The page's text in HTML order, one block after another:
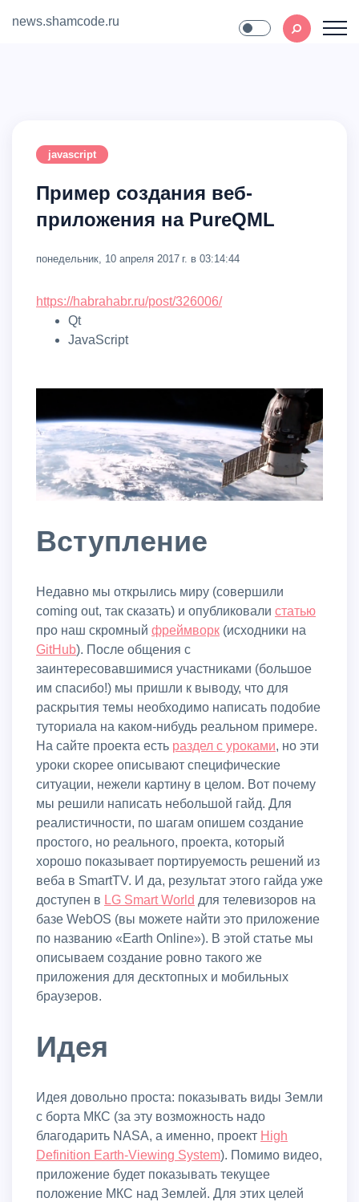
news.shamcode.ru
javascript
Пример создания веб-
приложения на PureQML
понедельник, 10 апреля 2017 г. в 03:14:44
https://habrahabr.ru/post/326006/
Qt
JavaScript
Вступление
Недавно мы открылись миру (совершили
coming out, так сказать) и опубликовали статью
про наш скромный фреймворк (исходники на
GitHub). После общения с
заинтересовавшимися участниками (большое
им спасибо!) мы пришли к выводу, что для
раскрытия темы необходимо написать подобие
туториала на каком-нибудь реальном примере.
На сайте проекта есть раздел с уроками, но эти
уроки скорее описывают специфические
ситуации, нежели картину в целом. Вот почему
мы решили написать небольшой гайд. Для
реалистичности, по шагам опишем создание
простого, но реального, проекта, который
хорошо показывает портируемость решений из
веба в SmartTV. И да, результат этого гайда уже
доступен в LG Smart World для телевизоров на
базе WebOS (вы можете найти это приложение
по названию «Earth Online»). В этой статье мы
описываем создание ровно такого же
приложения для десктопных и мобильных
браузеров.
Идея
Идея довольно проста: показывать виды Земли
с борта МКС (за эту возможность надо
благодарить NASA, а именно, проект High
Definition Earth-Viewing System). Помимо видео,
приложение будет показывать текущее
положение МКС над Землей. Для этих целей